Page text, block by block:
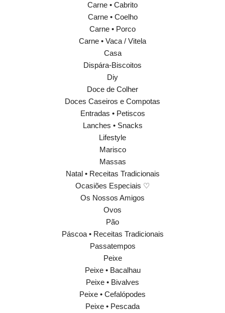
Carne • Cabrito
Carne • Coelho
Carne • Porco
Carne • Vaca / Vitela
Casa
Dispára-Biscoitos
Diy
Doce de Colher
Doces Caseiros e Compotas
Entradas • Petiscos
Lanches • Snacks
Lifestyle
Marisco
Massas
Natal • Receitas Tradicionais
Ocasiões Especiais ♡
Os Nossos Amigos
Ovos
Pão
Páscoa • Receitas Tradicionais
Passatempos
Peixe
Peixe • Bacalhau
Peixe • Bivalves
Peixe • Cefalópodes
Peixe • Pescada